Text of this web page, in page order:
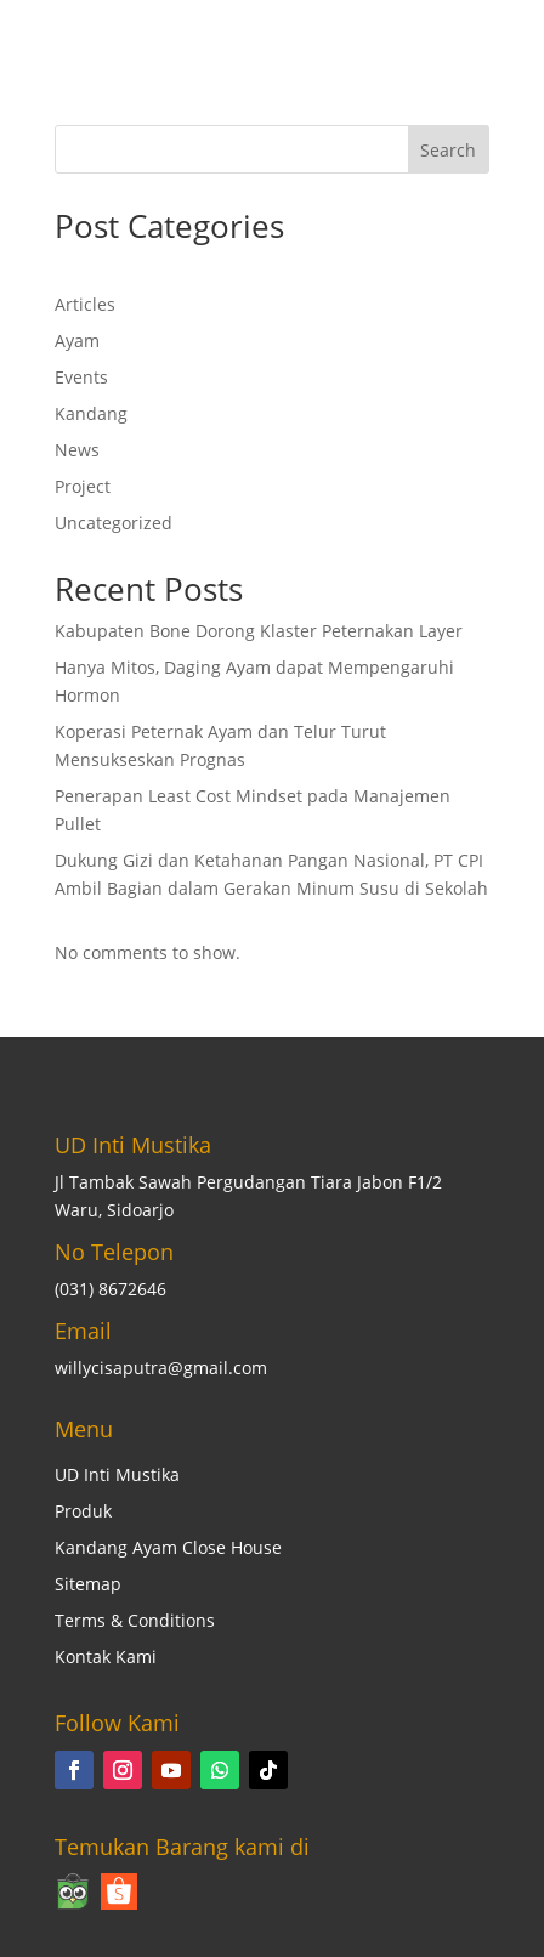
Search
Post Categories
Articles
Ayam
Events
Kandang
News
Project
Uncategorized
Recent Posts
Kabupaten Bone Dorong Klaster Peternakan Layer
Hanya Mitos, Daging Ayam dapat Mempengaruhi
Hormon
Koperasi Peternak Ayam dan Telur Turut
Mensukseskan Prognas
Penerapan Least Cost Mindset pada Manajemen
Pullet
Dukung Gizi dan Ketahanan Pangan Nasional, PT CPI
Ambil Bagian dalam Gerakan Minum Susu di Sekolah
No comments to show.
UD Inti Mustika
Jl Tambak Sawah Pergudangan Tiara Jabon F1/2
Waru, Sidoarjo
No Telepon
(031) 8672646
Email
willycisaputra@gmail.com
Menu
UD Inti Mustika
Produk
Kandang Ayam Close House
Sitemap
Terms & Conditions
Kontak Kami
Follow Kami
Temukan Barang kami di